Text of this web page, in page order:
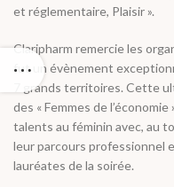
et réglementaire, Plaisir ».
Claripharm remercie les
fut un évènement
7 grands territoires. Cette
des « Femmes de
talents au féminin avec, au
leur parcours professionnel
lauréates de la soirée.